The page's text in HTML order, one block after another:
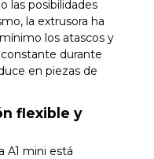
las posibilidades
la extrusora ha
los atascos y
durante
en piezas de
flexible y
A1 mini está